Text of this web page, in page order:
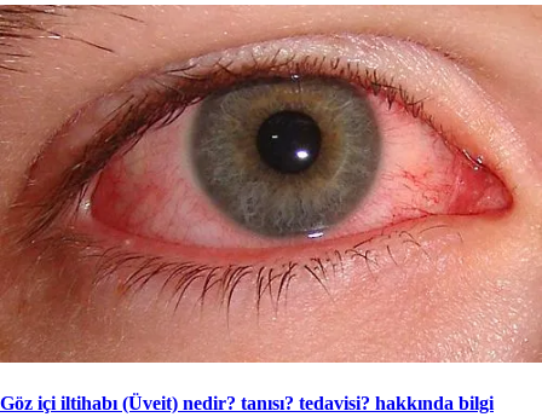
Göz içi iltihabı (Üveit) nedir? tanısı? tedavisi? hakkında bilgi